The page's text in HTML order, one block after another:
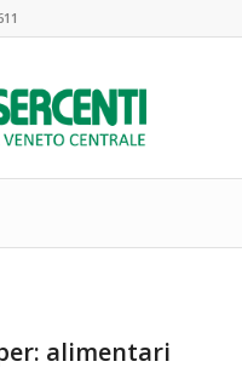
alimentari